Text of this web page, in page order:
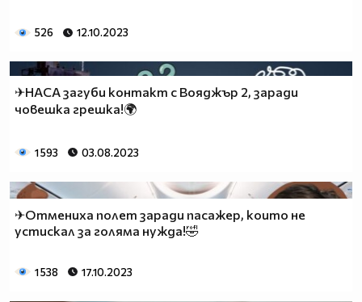
526 12.10.2023
✈НАСА загуби контакт с Вояджър 2, заради
човешка грешка!🌍
1 593 03.08.2023
✈Отмениха полет заради пасажер, които не
устискал за голяма нужда!🤣
1 538 17.10.2023